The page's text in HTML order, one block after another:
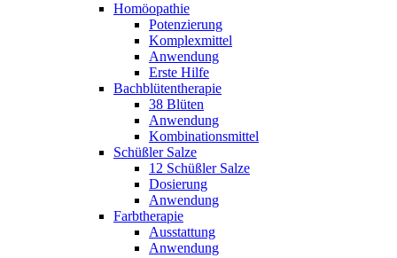
Homöopathie
Potenzierung
Komplexmittel
Anwendung
Erste Hilfe
Bachblütentherapie
38 Blüten
Anwendung
Kombinationsmittel
Schüßler Salze
12 Schüßler Salze
Dosierung
Anwendung
Farbtherapie
Ausstattung
Anwendung